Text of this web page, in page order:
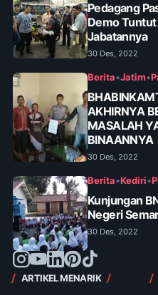
Pedagang
Demo
Jabatannya
30 Des, 2022
Berita•Jatim•
AKHIRNYA
MASALAH
BINAANNYA
30 Des, 2022
Berita•Kediri•
Kunjungan
Negeri
30 Des, 2022
ARTIKEL MENARIK